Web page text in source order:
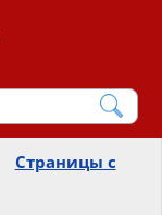
Страницы с